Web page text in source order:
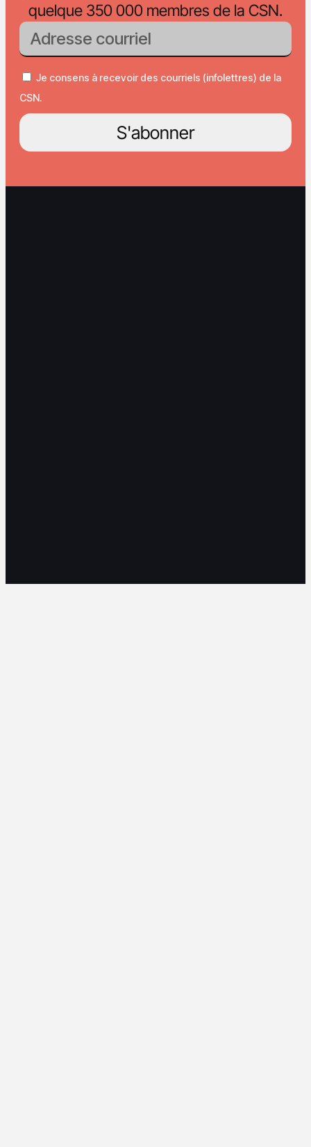
quelque 350 000 membres de la CSN.
Je consens à recevoir des courriels (infolettres) de la
CSN.
S'abonner